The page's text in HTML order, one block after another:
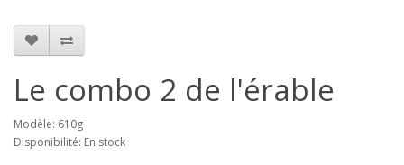
Le combo 2 de l'érable
Modèle: 610g
Disponibilité: En stock